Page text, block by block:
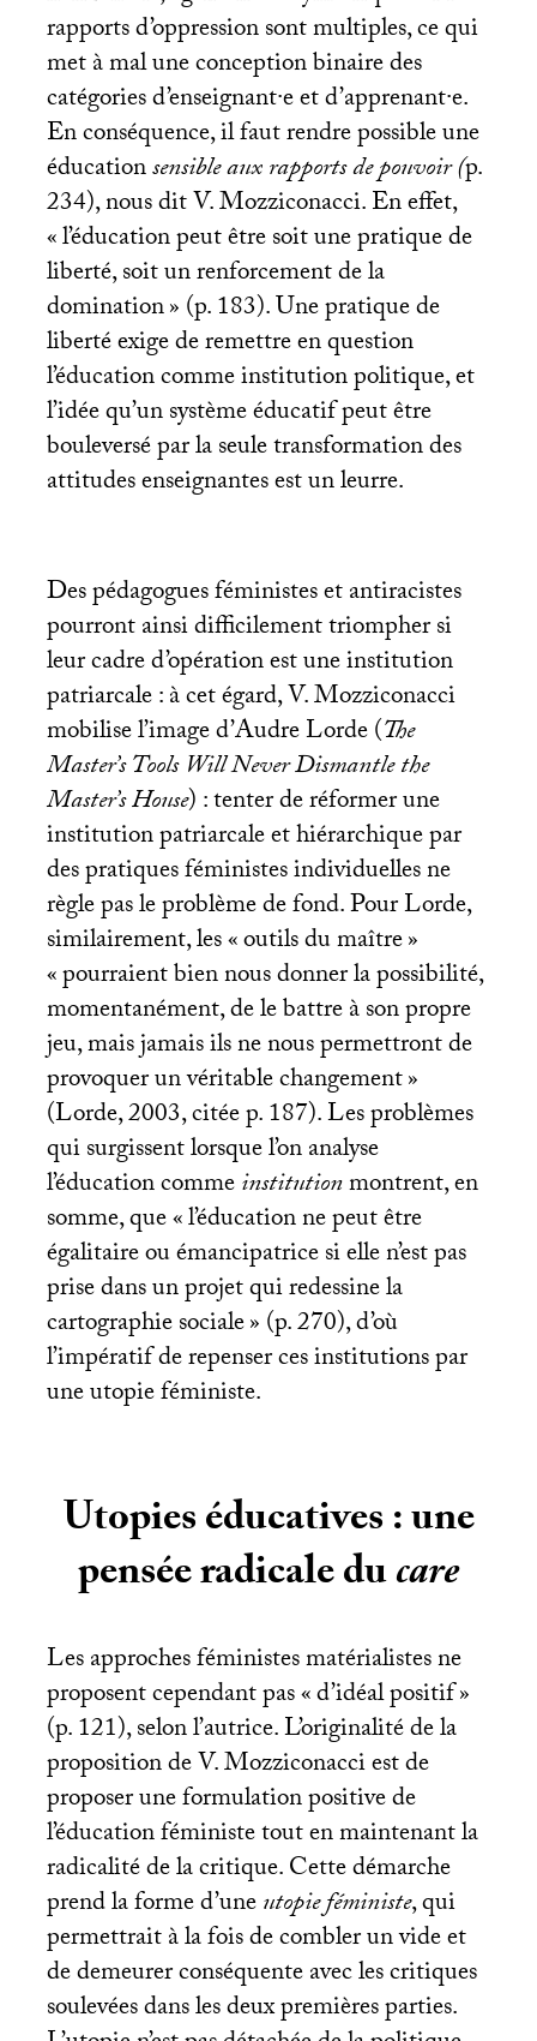
rapports d’oppression sont multiples, ce qui
met à mal une conception binaire des
catégories d’enseignant·e et d’apprenant·e.
En conséquence, il faut rendre possible une
éducationsensible aux rapports de pouvoir (p.
234), nous dit V. Mozziconacci. En effet,
«l’éducation peut être soit une pratique de
liberté, soit un renforcement de la
domination» (p. 183). Une pratique de
liberté exige de remettre en question
l’éducation comme institution politique, et
l’idée qu’un système éducatif peut être
bouleversé par la seule transformation des
attitudes enseignantes est un leurre.
Des pédagogues féministes et antiracistes
pourront ainsi difficilement triompher si
leur cadre d’opération est une institution
patriarcale : à cet égard, V. Mozziconacci
mobilise l’image d’Audre Lorde (The
Master’s Tools Will Never Dismantle the
Master’s House) : tenter de réformer une
institution patriarcale et hiérarchique par
des pratiques féministes individuelles ne
règle pas le problème de fond. Pour Lorde,
similairement, les «outils du maître»
«pourraient bien nous donner la possibilité,
momentanément, de le battre à son propre
jeu, mais jamais ils ne nous permettront de
provoquer un véritable changement»
(Lorde, 2003, citée p. 187). Les problèmes
qui surgissent lorsque l’on analyse
l’éducation commeinstitutionmontrent, en
somme, que «l’éducation ne peut être
égalitaire ou émancipatrice si elle n’est pas
prise dans un projet qui redessine la
cartographie sociale» (p. 270), d’où
l’impératif de repenser ces institutions par
une utopie féministe.
Utopies éducatives : une
pensée radicale ducare
Les approches féministes matérialistes ne
proposent cependant pas «d’idéal positif»
(p. 121), selon l’autrice. L’originalité de la
proposition de V. Mozziconacci est de
proposer une formulation positive de
l’éducation féministe tout en maintenant la
radicalité de la critique. Cette démarche
prend la forme d’uneutopie féministe, qui
permettrait à la fois de combler un vide et
de demeurer conséquente avec les critiques
soulevées dans les deux premières parties.